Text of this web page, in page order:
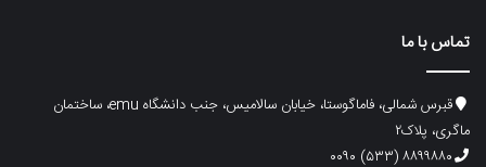
تماس با ما
قبرس شمالی، فاماگوستا، خیابان سالامیس، جنب دانشگاه emu، ساختمان
ماگری، پلاک۲
۸۸۹۹۸۸۰ (۵۳۳) ۰۰۹۰